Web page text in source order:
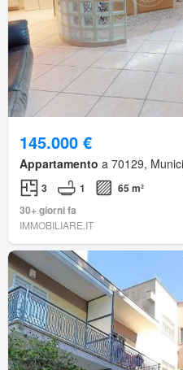
145.000 €
Appartamento a 70129,
3 1
65 m²
30+ giorni fa
IMMOBILIARE.IT